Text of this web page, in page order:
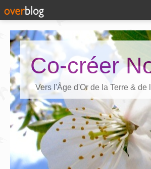
Co-créer
Vers l'Âge d'Or de la Terre &